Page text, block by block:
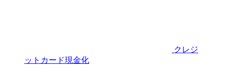
クレジ
ットカード現金化